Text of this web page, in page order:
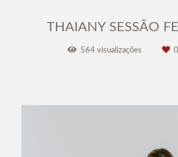
THAIANY SESSÃO
564 visualizações 0